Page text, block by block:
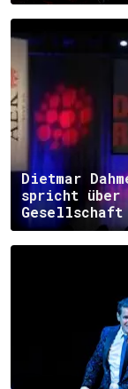
Dietmar
spricht über
Gesellschaft